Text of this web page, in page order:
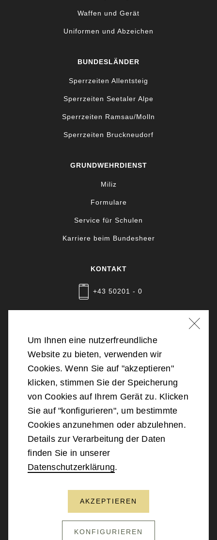
Waffen und Gerät
Uniformen und Abzeichen
BUNDESLÄNDER
Sperrzeiten Allentsteig
Sperrzeiten Seetaler Alpe
Sperrzeiten Ramsau/Molln
Sperrzeiten Bruckneudorf
GRUNDWEHRDIENST
Miliz
Formulare
Service für Schulen
Karriere beim Bundesheer
KONTAKT
+43 50201 - 0
2026Bundesministerium für Landesverteidigung
Barrierefreiheit
Datenschutz
Kontakt
NACH OBEN SCROLLEN
Um Ihnen eine nutzerfreundliche
Website zu bieten, verwenden wir
Cookies. Wenn Sie auf "akzeptieren"
klicken, stimmen Sie der Speicherung
von Cookies auf Ihrem Gerät zu. Klicken
Sie auf "konfigurieren", um bestimmte
Cookies anzunehmen oder abzulehnen.
Details zur Verarbeitung der Daten
finden Sie in unserer
Datenschutzerklärung.
AKZEPTIEREN
KONFIGURIEREN